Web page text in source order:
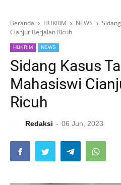
Beranda HUKRIM NEWS
Cianjur Berjalan Ricuh
HUKRIM NEWS
Sidang Kasus
Mahasiswi
Ricuh
Redaksi 06 Jun, 2023